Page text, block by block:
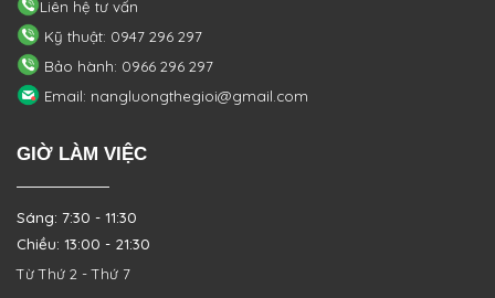
Liên hệ tư vấn
Kỹ thuật: 0947 296 297
Bảo hành: 0966 296 297
Email: nangluongthegioi@gmail.com
GIỜ LÀM VIỆC
Sáng: 7:30 - 11:30
Chiều: 13:00 - 21:30
Từ Thứ 2 - Thứ 7